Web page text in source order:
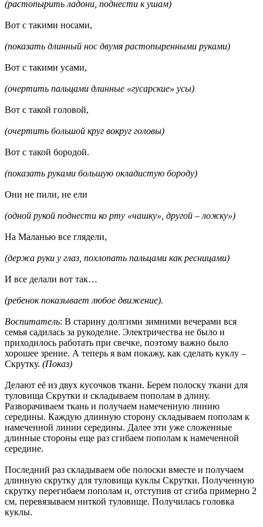
(растопырить ладони, поднести к ушам)
Вот с такими носами,
(показать длинный нос двумя растопыренными руками)
Вот с такими усами,
(очертить пальцами длинные «гусарские» усы)
Вот с такой головой,
(очертить большой круг вокруг головы)
Вот с такой бородой.
(показать руками большую окладистую бороду)
Они не пили, не ели
(одной рукой поднести ко рту «чашку», другой – ложку»)
На Маланью все глядели,
(держа руки у глаз, похлопать пальцами как ресницами)
И все делали вот так…
(ребенок показывает любое движение).
Воспитатель: В старину долгими зимними вечерами вся
семья садилась за рукоделие. Электричества не было и
приходилось работать при свечке, поэтому важно было
хорошее зрение. А теперь я вам покажу, как сделать куклу –
Скрутку. (Показ)
Делают её из двух кусочков ткани. Берем полоску ткани для
туловища Скрутки и складываем пополам в длину.
Разворачиваем ткань и получаем намеченную линию
середины. Каждую длинную сторону складываем пополам к
намеченной линии середины. Далее эти уже сложенные
длинные стороны еще раз сгибаем пополам к намеченной
середине.
Последний раз складываем обе полоски вместе и получаем
длинную скрутку для туловища куклы Скрутки. Полученную
скрутку перегибаем пополам и, отступив от сгиба примерно 2
см, перевязываем ниткой туловище. Получилась головка
куклы.